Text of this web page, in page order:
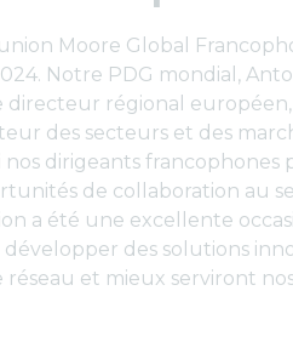
Moore Global
Notre PDG mondial,
directeur régional
des secteurs et des
nos dirigeants francophones
de collaboration au
a été une excellente
développer des solutions
réseau et mieux serviront